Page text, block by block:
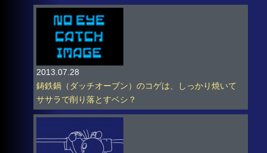
2013.07.28
鋳鉄鍋（ダッチオーブン）のコゲは、しっかり焼いて
ササラで削り落とすベシ？